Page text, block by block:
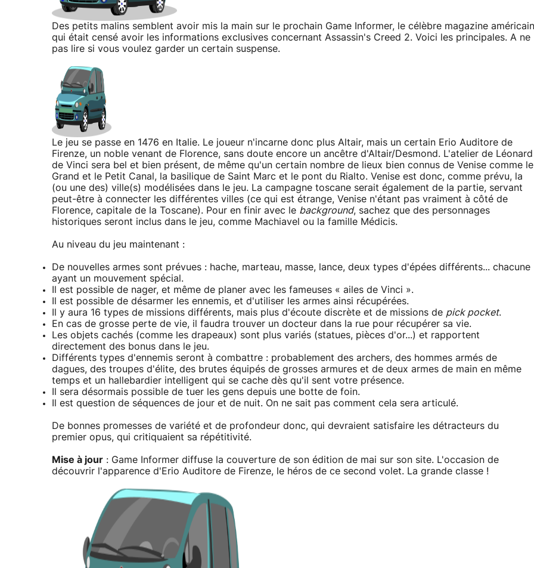
Des petits malins semblent avoir mis la main sur le prochain Game Informer, le célèbre magazine américain
qui était censé avoir les informations exclusives concernant Assassin's Creed 2. Voici les principales. A ne
pas lire si vous voulez garder un certain suspense.
Le jeu se passe en 1476 en Italie. Le joueur n'incarne donc plus Altair, mais un certain Erio Auditore de
Firenze, un noble venant de Florence, sans doute encore un ancêtre d'Altair/Desmond. L'atelier de Léonard
de Vinci sera bel et bien présent, de même qu'un certain nombre de lieux bien connus de Venise comme le
Grand et le Petit Canal, la basilique de Saint Marc et le pont du Rialto. Venise est donc, comme prévu, la
(ou une des) ville(s) modélisées dans le jeu. La campagne toscane serait également de la partie, servant
peut-être à connecter les différentes villes (ce qui est étrange, Venise n'étant pas vraiment à côté de
Florence, capitale de la Toscane). Pour en finir avec le background, sachez que des personnages
historiques seront inclus dans le jeu, comme Machiavel ou la famille Médicis.
Au niveau du jeu maintenant :
De nouvelles armes sont prévues : hache, marteau, masse, lance, deux types d'épées différents... chacune
ayant un mouvement spécial.
Il est possible de nager, et même de planer avec les fameuses « ailes de Vinci ».
Il est possible de désarmer les ennemis, et d'utiliser les armes ainsi récupérées.
Il y aura 16 types de missions différents, mais plus d'écoute discrète et de missions de pick pocket.
En cas de grosse perte de vie, il faudra trouver un docteur dans la rue pour récupérer sa vie.
Les objets cachés (comme les drapeaux) sont plus variés (statues, pièces d'or...) et rapportent
directement des bonus dans le jeu.
Différents types d'ennemis seront à combattre : probablement des archers, des hommes armés de
dagues, des troupes d'élite, des brutes équipés de grosses armures et de deux armes de main en même
temps et un hallebardier intelligent qui se cache dès qu'il sent votre présence.
Il sera désormais possible de tuer les gens depuis une botte de foin.
Il est question de séquences de jour et de nuit. On ne sait pas comment cela sera articulé.
De bonnes promesses de variété et de profondeur donc, qui devraient satisfaire les détracteurs du
premier opus, qui critiquaient sa répétitivité.
Mise à jour : Game Informer diffuse la couverture de son édition de mai sur son site. L'occasion de
découvrir l'apparence d'Erio Auditore de Firenze, le héros de ce second volet. La grande classe !